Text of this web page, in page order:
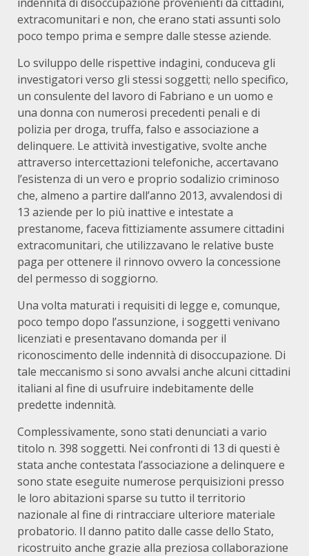
extracomunitari e non, che erano stati assunti solo
poco tempo prima e sempre dalle stesse aziende.
Lo sviluppo delle rispettive indagini, conduceva gli
investigatori verso gli stessi soggetti; nello specifico,
un consulente del lavoro di Fabriano e un uomo e
una donna con numerosi precedenti penali e di
polizia per droga, truffa, falso e associazione a
delinquere. Le attività investigative, svolte anche
attraverso intercettazioni telefoniche, accertavano
l’esistenza di un vero e proprio sodalizio criminoso
che, almeno a partire dall’anno 2013, avvalendosi di
13 aziende per lo più inattive e intestate a
prestanome, faceva fittiziamente assumere cittadini
extracomunitari, che utilizzavano le relative buste
paga per ottenere il rinnovo ovvero la concessione
del permesso di soggiorno.
Una volta maturati i requisiti di legge e, comunque,
poco tempo dopo l’assunzione, i soggetti venivano
licenziati e presentavano domanda per il
riconoscimento delle indennità di disoccupazione. Di
tale meccanismo si sono avvalsi anche alcuni cittadini
italiani al fine di usufruire indebitamente delle
predette indennità.
Complessivamente, sono stati denunciati a vario
titolo n. 398 soggetti. Nei confronti di 13 di questi è
stata anche contestata l’associazione a delinquere e
sono state eseguite numerose perquisizioni presso
le loro abitazioni sparse su tutto il territorio
nazionale al fine di rintracciare ulteriore materiale
probatorio. Il danno patito dalle casse dello Stato,
ricostruito anche grazie alla preziosa collaborazione